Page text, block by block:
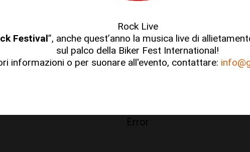
Rock Live
Festival”, anche quest’anno la musica live di
sul palco della Biker Fest International!
informazioni o per suonare all'evento, contattare:
Error